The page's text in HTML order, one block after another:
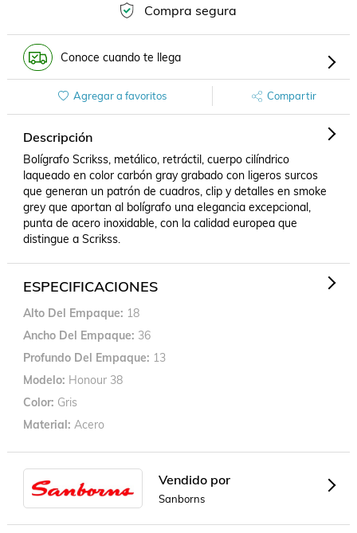
Compra segura
Conoce cuando te llega
Agregar a favoritos Compartir
Descripción
Bolígrafo Scrikss, metálico, retráctil, cuerpo cilíndrico
laqueado en color carbón gray grabado con ligeros surcos
que generan un patrón de cuadros, clip y detalles en smoke
grey que aportan al bolígrafo una elegancia excepcional,
punta de acero inoxidable, con la calidad europea que
distingue a Scrikss.
ESPECIFICACIONES
Alto Del Empaque
18
Ancho Del Empaque 36
Profundo Del Empaque
13
Modelo Honour 38
Color Gris
Material Acero
Vendido por
Sanborns